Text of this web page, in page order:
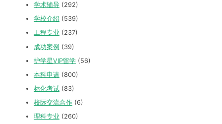
学术辅导 (292)
学校介绍 (539)
工程专业 (237)
成功案例 (39)
护学星VIP留学 (56)
本科申请 (800)
标化考试 (83)
校际交流合作 (6)
理科专业 (260)